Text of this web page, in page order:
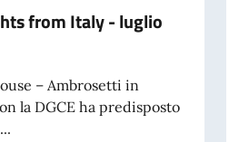
from Italy - luglio
– Ambrosetti in
la DGCE ha predisposto